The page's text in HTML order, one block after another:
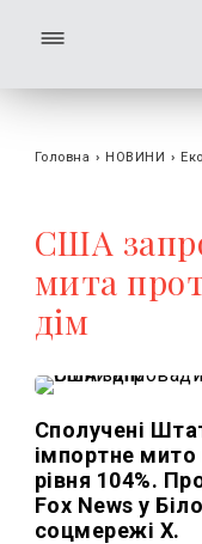
Головна › НОВИНИ ›
США
мита
дім
Сполучені
імпортне мито
рівня 104%.
Fox News у
соцмережі X.